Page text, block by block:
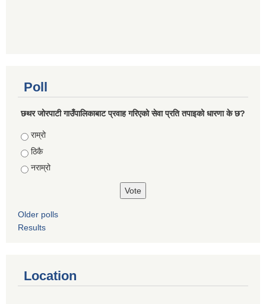
Poll
छथर जोरपाटी गाउँपालिकाबाट प्रवाह गरिएको सेवा प्रति तपाइको धारणा के छ?
Choices
राम्रो
ठिकै
नराम्रो
Older polls
Results
Location